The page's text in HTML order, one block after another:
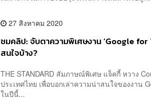
27 สิงหาคม 2020
ชมคลิป: จับตาความพิเศษงาน ‘Google
สนใจบ้าง?
THE STANDARD สัมภาษณ์พิเศษ แจ็คกี้ หวาง
ประเทศไทย เพื่อบอกเล่าความน่าสนใจของงาน
ในปีนี้...